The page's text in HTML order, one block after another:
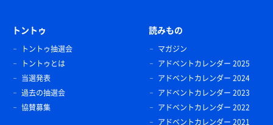
トントゥ
トントゥ抽選会
トントゥとは
当選発表
過去の抽選会
協賛募集
読みもの
マガジン
アドベントカレンダー 2025
アドベントカレンダー 2024
アドベントカレンダー 2023
アドベントカレンダー 2022
アドベントカレンダー 2021